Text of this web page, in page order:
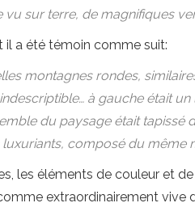
sur terre, de magnifiques
il a été témoin comme suit:
montagnes rondes,
à gauche était
du paysage était
composé du même
les éléments de couleur et
extraordinairement vive